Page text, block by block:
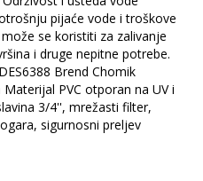
pijaće vode i troškove
se koristiti za zalivanje
i druge nepitne potrebe.
Brend Chomik
PVC otporan na UV i
3/4'', mrežasti filter,
sigurnosni preljev